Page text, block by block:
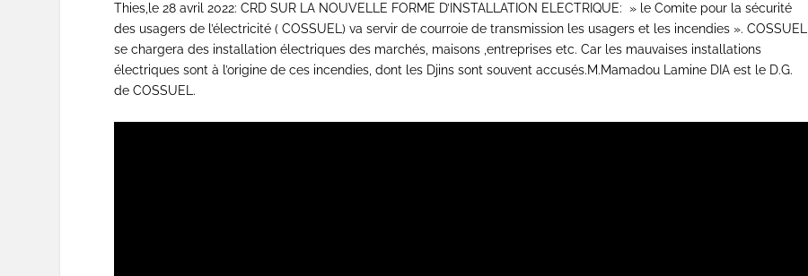
Thies,le 28 avril 2022: CRD SUR LA NOUVELLE FORME D’INSTALLATION ELECTRIQUE: » le Comite pour la sécurité
des usagers de l’électricité ( COSSUEL) va servir de courroie de transmission les usagers et les incendies ». COSSUEL
se chargera des installation électriques des marchés, maisons ,entreprises etc. Car les mauvaises installations
électriques sont à l’origine de ces incendies, dont les Djins sont souvent accusés.M.Mamadou Lamine DIA est le D.G.
de COSSUEL.